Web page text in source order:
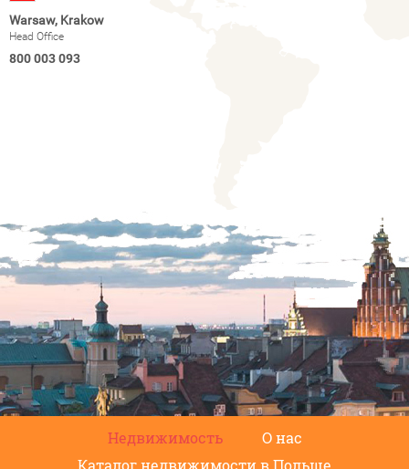
Warsaw, Krakow
Head Office
800 003 093
Недвижимость
О нас